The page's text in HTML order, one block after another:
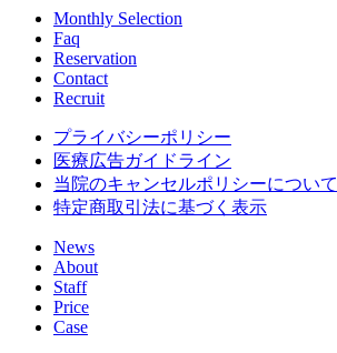
Monthly Selection
Faq
Reservation
Contact
Recruit
プライバシーポリシー
医療広告ガイドライン
当院のキャンセルポリシーについて
特定商取引法に基づく表示
News
About
Staff
Price
Case